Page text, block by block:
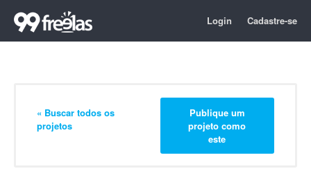
Login Cadastre-se
« Buscar todos os
projetos
Publique um
projeto como
este